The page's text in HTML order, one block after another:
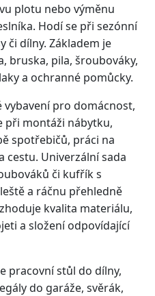
plotu nebo výměnu
Hodí se při sezónní
či dílny. Základem je
bruska, pila, šroubováky,
a ochranné pomůcky.
pro domácnost,
při montáži nábytku,
spotřebičů, práci na
cestu. Univerzální sada
či kufřík s
a ráčnu přehledně
kvalita materiálu,
a složení odpovídající
pracovní stůl do dílny,
do garáže, svěrák,